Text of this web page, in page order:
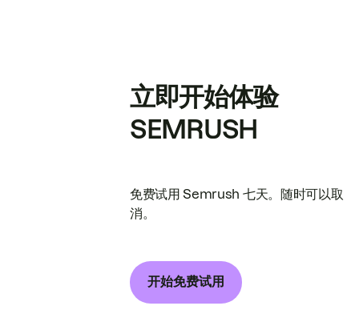
立即开始体验
SEMRUSH
免费试用 Semrush 七天。随时可以取
消。
开始免费试用